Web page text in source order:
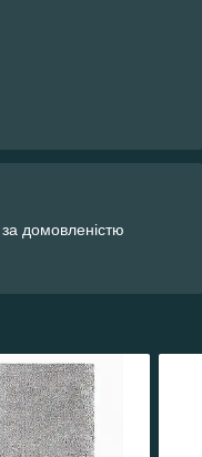
домовленістю